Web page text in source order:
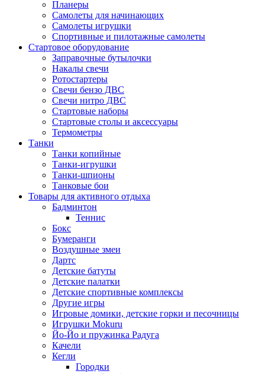
Планеры
Самолеты для начинающих
Самолеты игрушки
Спортивные и пилотажные самолеты
Стартовое оборудование
Заправочные бутылочки
Накалы свечи
Ротостартеры
Свечи бензо ДВС
Свечи нитро ДВС
Стартовые наборы
Стартовые столы и аксессуары
Термометры
Танки
Танки копийные
Танки-игрушки
Танки-шпионы
Танковые бои
Товары для активного отдыха
Бадминтон
Теннис
Бокс
Бумеранги
Воздушные змеи
Дартс
Детские батуты
Детские палатки
Детские спортивные комплексы
Другие игры
Игровые домики, детские горки и песочницы
Игрушки Mokuru
Йо-Йо и пружинка Радуга
Качели
Кегли
Городки